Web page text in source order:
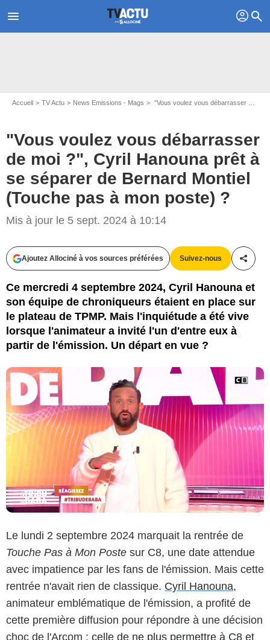
menu profil search
Accueil TV Actu News Emissions - Mags "Vous voulez vous débarrasser de moi ?", Cyril Hanouna prêt à se séparer de Bernard Montiel (Touche pas à mon poste) ?
"Vous voulez vous débarrasser
de moi ?", Cyril Hanouna prêt à
se séparer de Bernard Montiel
(Touche pas à mon poste) ?
Mis à jour le 5 sept. 2024 à 10:14
Ajoutez Allociné à vos sources préférées Suivez-nous
Ce mercredi 4 septembre 2024, Cyril Hanouna et
son équipe de chroniqueurs étaient en place sur
le plateau de TPMP. Mais l'inquiétude a été vive
lorsque l'animateur a invité l'un d'entre eux à
partir de l'émission. Un départ en vue ?
Capture d'écran Touche pas à mon poste / C8
Le lundi 2 septembre 2024 marquait la rentrée de
Touche Pas à Mon Poste sur C8, une date attendue
avec impatience par les fans de l'émission. Mais cette
rentrée n'avait rien de classique. Cyril Hanouna,
animateur emblématique de l'émission, a profité de
cette première diffusion pour répondre à une décision
choc de l'Arcom : celle de ne plus permettre à C8 et